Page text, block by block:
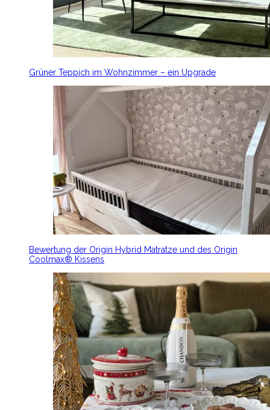
Grüner Teppich im Wohnzimmer – ein Upgrade
Bewertung der Origin Hybrid Matratze und des Origin
Coolmax® Kissens